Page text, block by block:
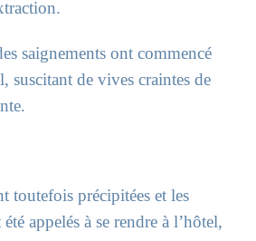
saignements ont commencé
suscitant de vives craintes de
toutefois précipitées et les
appelés à se rendre à l’hôtel,